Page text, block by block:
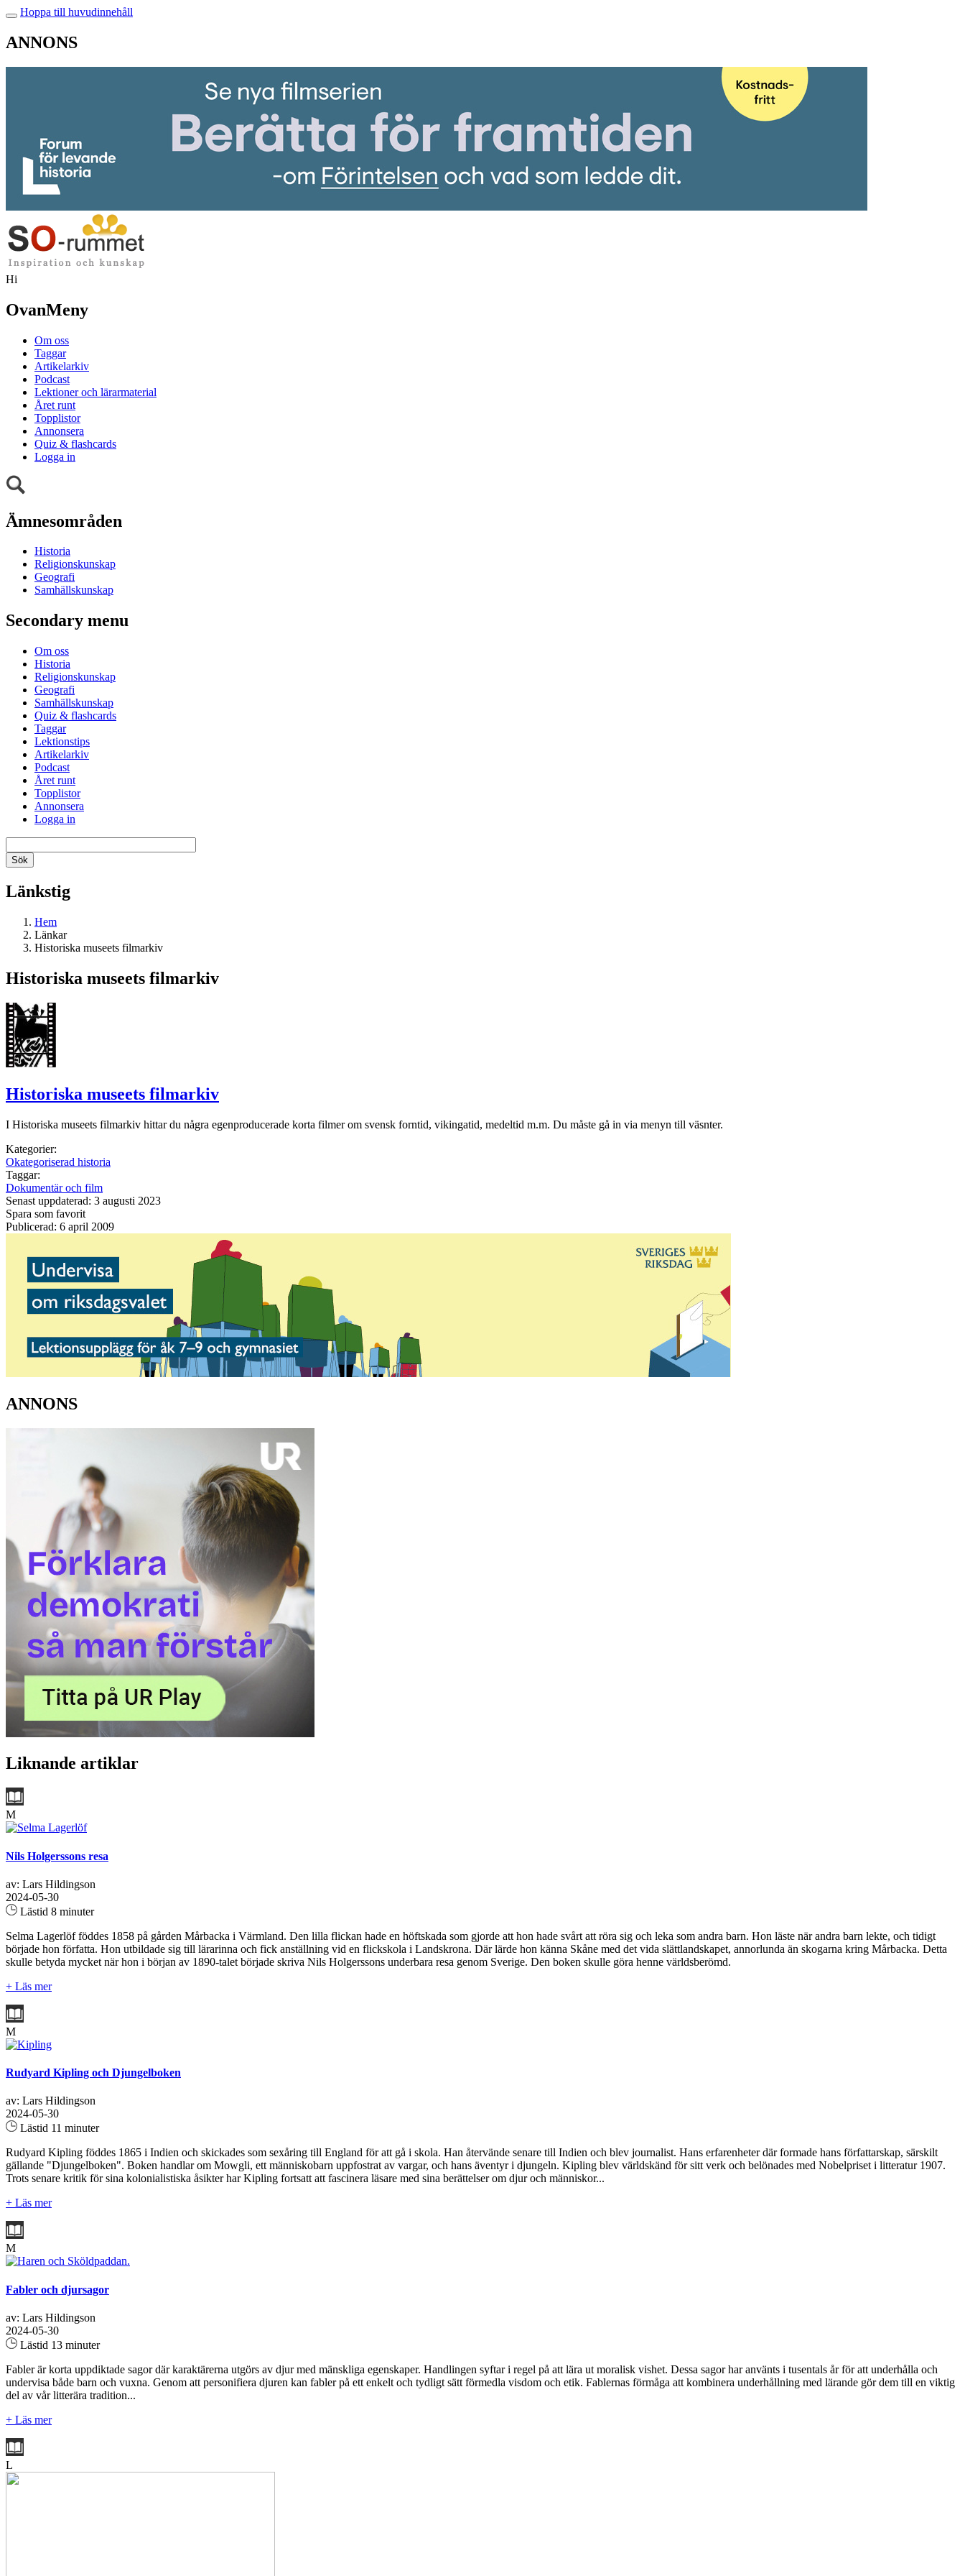
Hoppa till huvudinnehåll
ANNONS
Hi
OvanMeny
Om oss
Taggar
Artikelarkiv
Podcast
Lektioner och lärarmaterial
Året runt
Topplistor
Annonsera
Quiz & flashcards
Logga in
Ämnesområden
Historia
Religionskunskap
Geografi
Samhällskunskap
Secondary menu
Om oss
Historia
Religionskunskap
Geografi
Samhällskunskap
Quiz & flashcards
Taggar
Lektionstips
Artikelarkiv
Podcast
Året runt
Topplistor
Annonsera
Logga in
Länkstig
Hem
Länkar
Historiska museets filmarkiv
Historiska museets filmarkiv
Historiska museets filmarkiv
I Historiska museets filmarkiv hittar du några egenproducerade korta filmer om svensk forntid, vikingatid, medeltid m.m. Du måste gå in via menyn till väsnter.
Kategorier:
Okategoriserad historia
Taggar:
Dokumentär och film
Senast uppdaterad: 3 augusti 2023
Spara som favorit
Publicerad: 6 april 2009
ANNONS
Liknande artiklar
M
Nils Holgerssons resa
av: Lars Hildingson
2024-05-30
Lästid 8 minuter
Selma Lagerlöf föddes 1858 på gården Mårbacka i Värmland. Den lilla flickan hade en höftskada som gjorde att hon hade svårt att röra sig och leka som andra barn. Hon läste när andra barn lekte, och tidigt
började hon författa. Hon utbildade sig till lärarinna och fick anställning vid en flickskola i Landskrona. Där lärde hon känna Skåne med det vida slättlandskapet, annorlunda än skogarna kring Mårbacka. Detta
skulle betyda mycket när hon i början av 1890-talet började skriva Nils Holgerssons underbara resa genom Sverige. Den boken skulle göra henne världsberömd.
+ Läs mer
M
Rudyard Kipling och Djungelboken
av: Lars Hildingson
2024-05-30
Lästid 11 minuter
Rudyard Kipling föddes 1865 i Indien och skickades som sexåring till England för att gå i skola. Han återvände senare till Indien och blev journalist. Hans erfarenheter där formade hans författarskap, särskilt
gällande "Djungelboken". Boken handlar om Mowgli, ett människobarn uppfostrat av vargar, och hans äventyr i djungeln. Kipling blev världskänd för sitt verk och belönades med Nobelpriset i litteratur 1907.
Trots senare kritik för sina kolonialistiska åsikter har Kipling fortsatt att fascinera läsare med sina berättelser om djur och människor...
+ Läs mer
M
Fabler och djursagor
av: Lars Hildingson
2024-05-30
Lästid 13 minuter
Fabler är korta uppdiktade sagor där karaktärerna utgörs av djur med mänskliga egenskaper. Handlingen syftar i regel på att lära ut moralisk vishet. Dessa sagor har använts i tusentals år för att underhålla och
undervisa både barn och vuxna. Genom att personifiera djuren kan fabler på ett enkelt och tydligt sätt förmedla visdom och etik. Fablernas förmåga att kombinera underhållning med lärande gör dem till en viktig
del av vår litterära tradition...
+ Läs mer
L